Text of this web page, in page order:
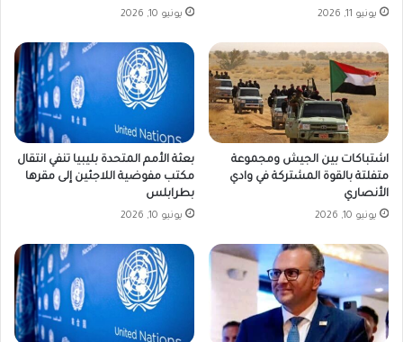
يونيو 11, 2026 يونيو 10, 2026
اشتباكات بين الجيش ومجموعة
متفلتة بالقوة المشتركة في وادي
الأنصاري
يونيو 10, 2026
بعثة الأمم المتحدة بليبيا تنفي انتقال
مكتب مفوضية اللاجئين إلى مقرها
بطرابلس
يونيو 10, 2026